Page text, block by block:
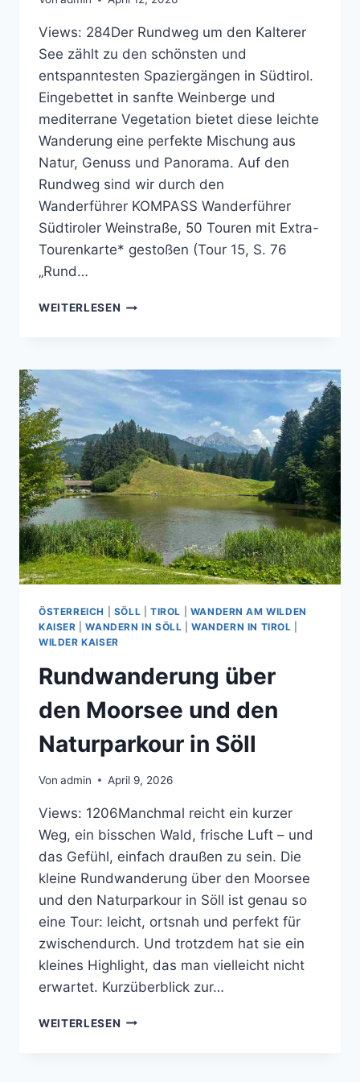
Views: 284Der Rundweg um den Kalterer
See zählt zu den schönsten und
entspanntesten Spaziergängen in Südtirol.
Eingebettet in sanfte Weinberge und
mediterrane Vegetation bietet diese leichte
Wanderung eine perfekte Mischung aus
Natur, Genuss und Panorama. Auf den
Rundweg sind wir durch den
Wanderführer KOMPASS Wanderführer
Südtiroler Weinstraße, 50 Touren mit Extra-
Tourenkarte* gestoßen (Tour 15, S. 76
„Rund…
WEITERLESEN RUNDWEG
GENUSSWANDERUNG
DURCH
DIE
WEIN-
UND
APFELLANDSCHAFT
SÜDTIROLS
ÖSTERREICH SÖLL TIROL
WANDERN AM WILDEN
KAISER |WANDERN IN SÖLL |WANDERN IN TIROL
WILDER KAISER
Rundwanderung über
den Moorsee und den
Naturparkour in Söll
Von admin April 9, 2026
Views: 1206Manchmal reicht ein kurzer
Weg, ein bisschen Wald, frische Luft – und
das Gefühl, einfach draußen zu sein. Die
kleine Rundwanderung über den Moorsee
und den Naturparkour in Söll ist genau so
eine Tour: leicht, ortsnah und perfekt für
zwischendurch. Und trotzdem hat sie ein
kleines Highlight, das man vielleicht nicht
erwartet. Kurzüberblick zur…
WEITERLESEN RUNDWANDERUNG